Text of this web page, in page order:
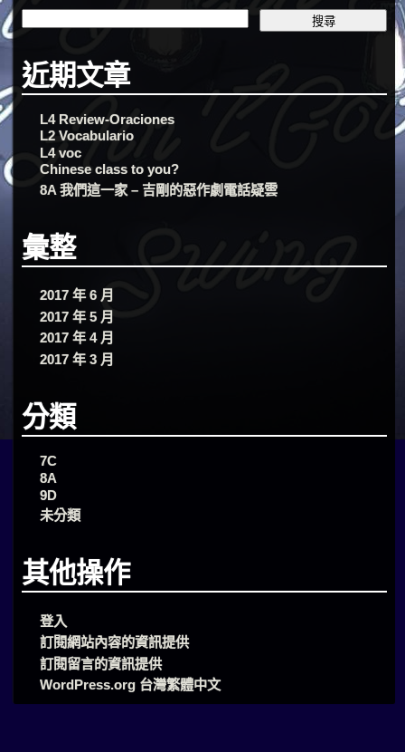
近期文章
L4 Review-Oraciones
L2 Vocabulario
L4 voc
Chinese class to you?
8A 我們這一家 – 吉剛的惡作劇電話疑雲
彙整
2017 年 6 月
2017 年 5 月
2017 年 4 月
2017 年 3 月
分類
7C
8A
9D
未分類
其他操作
登入
訂閱網站內容的資訊提供
訂閱留言的資訊提供
WordPress.org 台灣繁體中文